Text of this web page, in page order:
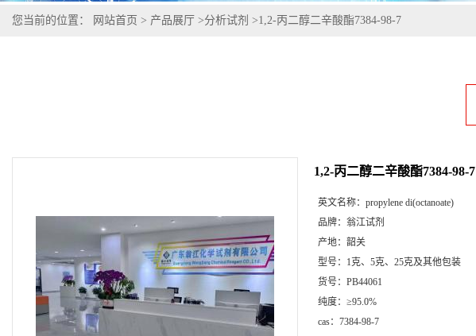
您当前的位置： 网站首页 > 产品展厅 >分析试剂 >1,2-丙二醇二辛酸酯7384-98-7
1,2-丙二醇二辛酸酯7384-98-7
英文名称： propylene di(octanoate)
品牌： 翁江试剂
产地： 韶关
型号： 1克、5克、25克及其他包装
货号： PB44061
纯度： ≥95.0%
cas： 7384-98-7